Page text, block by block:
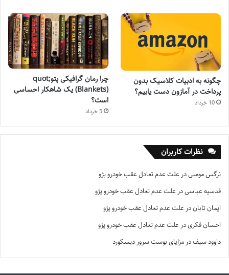
چگونه به ادبیات کلاسیک بدون
پرداخت در آمازون دست یابیم؟
10 خرداد
چرا رمان گرافیکی پتوquot;
(Blankets) یک شاهکار احساسی
است؟
5 خرداد
نظرات کاربران
نرگس مومنیدر علت عدم تعادل عقب خودرو پژو
قدسیه عباسیدر علت عدم تعادل عقب خودرو پژو
ایمان تاباندر علت عدم تعادل عقب خودرو پژو
احسان فکریدر علت عدم تعادل عقب خودرو پژو
داوود سیفدر مزایای بوست سرور دیسکورد